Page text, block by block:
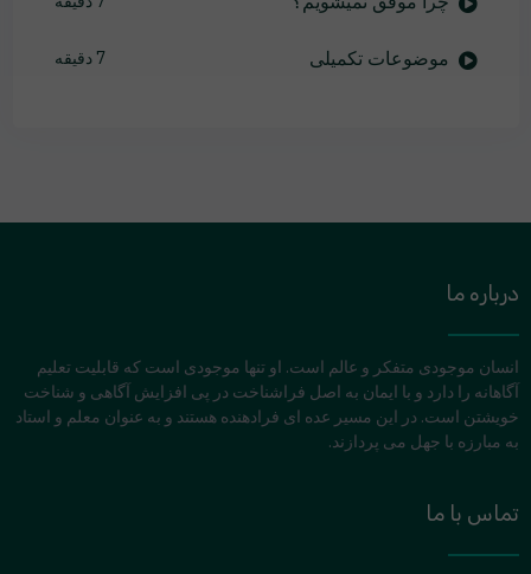
موضوعات تکمیلی 7 دقیقه
درباره ما
انسان موجودی متفکر و عالم است. او تنها موجودی است که قابلیت تعلیم
آگاهانه را دارد و با ایمان به اصل فراشناخت در پی افزایش آگاهی و شناخت
خویشتن است. در این مسیر عده ای فرادهنده هستند و به عنوان معلم و استاد
به مبارزه با جهل می پردازند.
تماس با ما